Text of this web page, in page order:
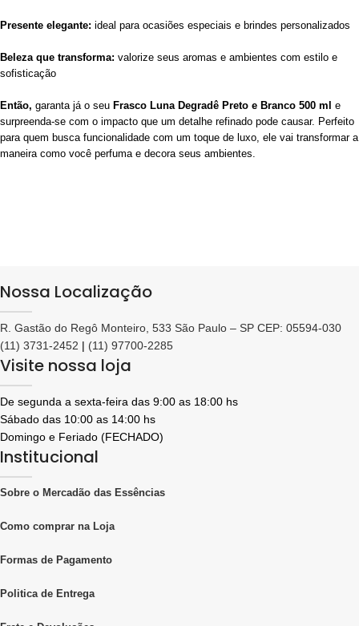
Presente elegante: ideal para ocasiões especiais e brindes personalizados
Beleza que transforma: valorize seus aromas e ambientes com estilo e
sofisticação
Então, garanta já o seu Frasco Luna Degradê Preto e Branco 500 ml e
surpreenda-se com o impacto que um detalhe refinado pode causar. Perfeito
para quem busca funcionalidade com um toque de luxo, ele vai transformar a
maneira como você perfuma e decora seus ambientes.
Nossa Localização
R. Gastão do Regô Monteiro, 533 São Paulo – SP CEP: 05594-030
(11) 3731-2452 | (11) 97700-2285
Visite nossa loja
De segunda a sexta-feira das 9:00 as 18:00 hs
Sábado das 10:00 as 14:00 hs
Domingo e Feriado (FECHADO)
Institucional
Sobre o Mercadão das Essências
Como comprar na Loja
Formas de Pagamento
Politica de Entrega